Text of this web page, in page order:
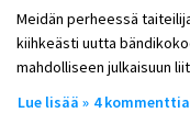
Meidän perheessä
kiihkeästi uutta
mahdolliseen julkaisuun
Lue lisää about
4 kommenttia